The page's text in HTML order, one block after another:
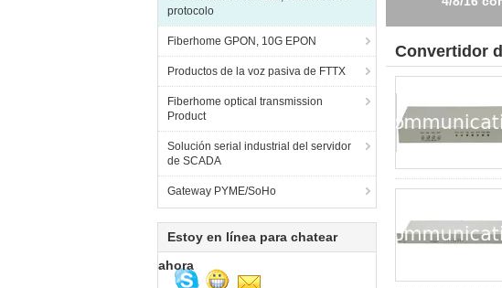
protocolo
Fiberhome GPON, 10G EPON
Productos de la voz pasiva de FTTX
Fiberhome optical transmission
Product
Solución serial industrial del servidor
de SCADA
Gateway PYME/SoHo
Estoy en línea para chatear
ahora
Convertidor